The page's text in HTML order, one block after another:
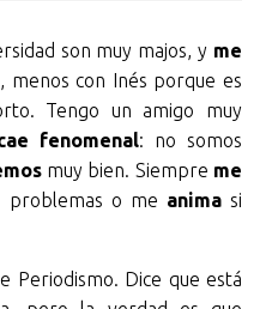
son muy majos, y me
menos con Inés porque es
Tengo un amigo muy
fenomenal: no somos
muy bien. Siempre me
problemas o me animasi
Periodismo. Dice que está